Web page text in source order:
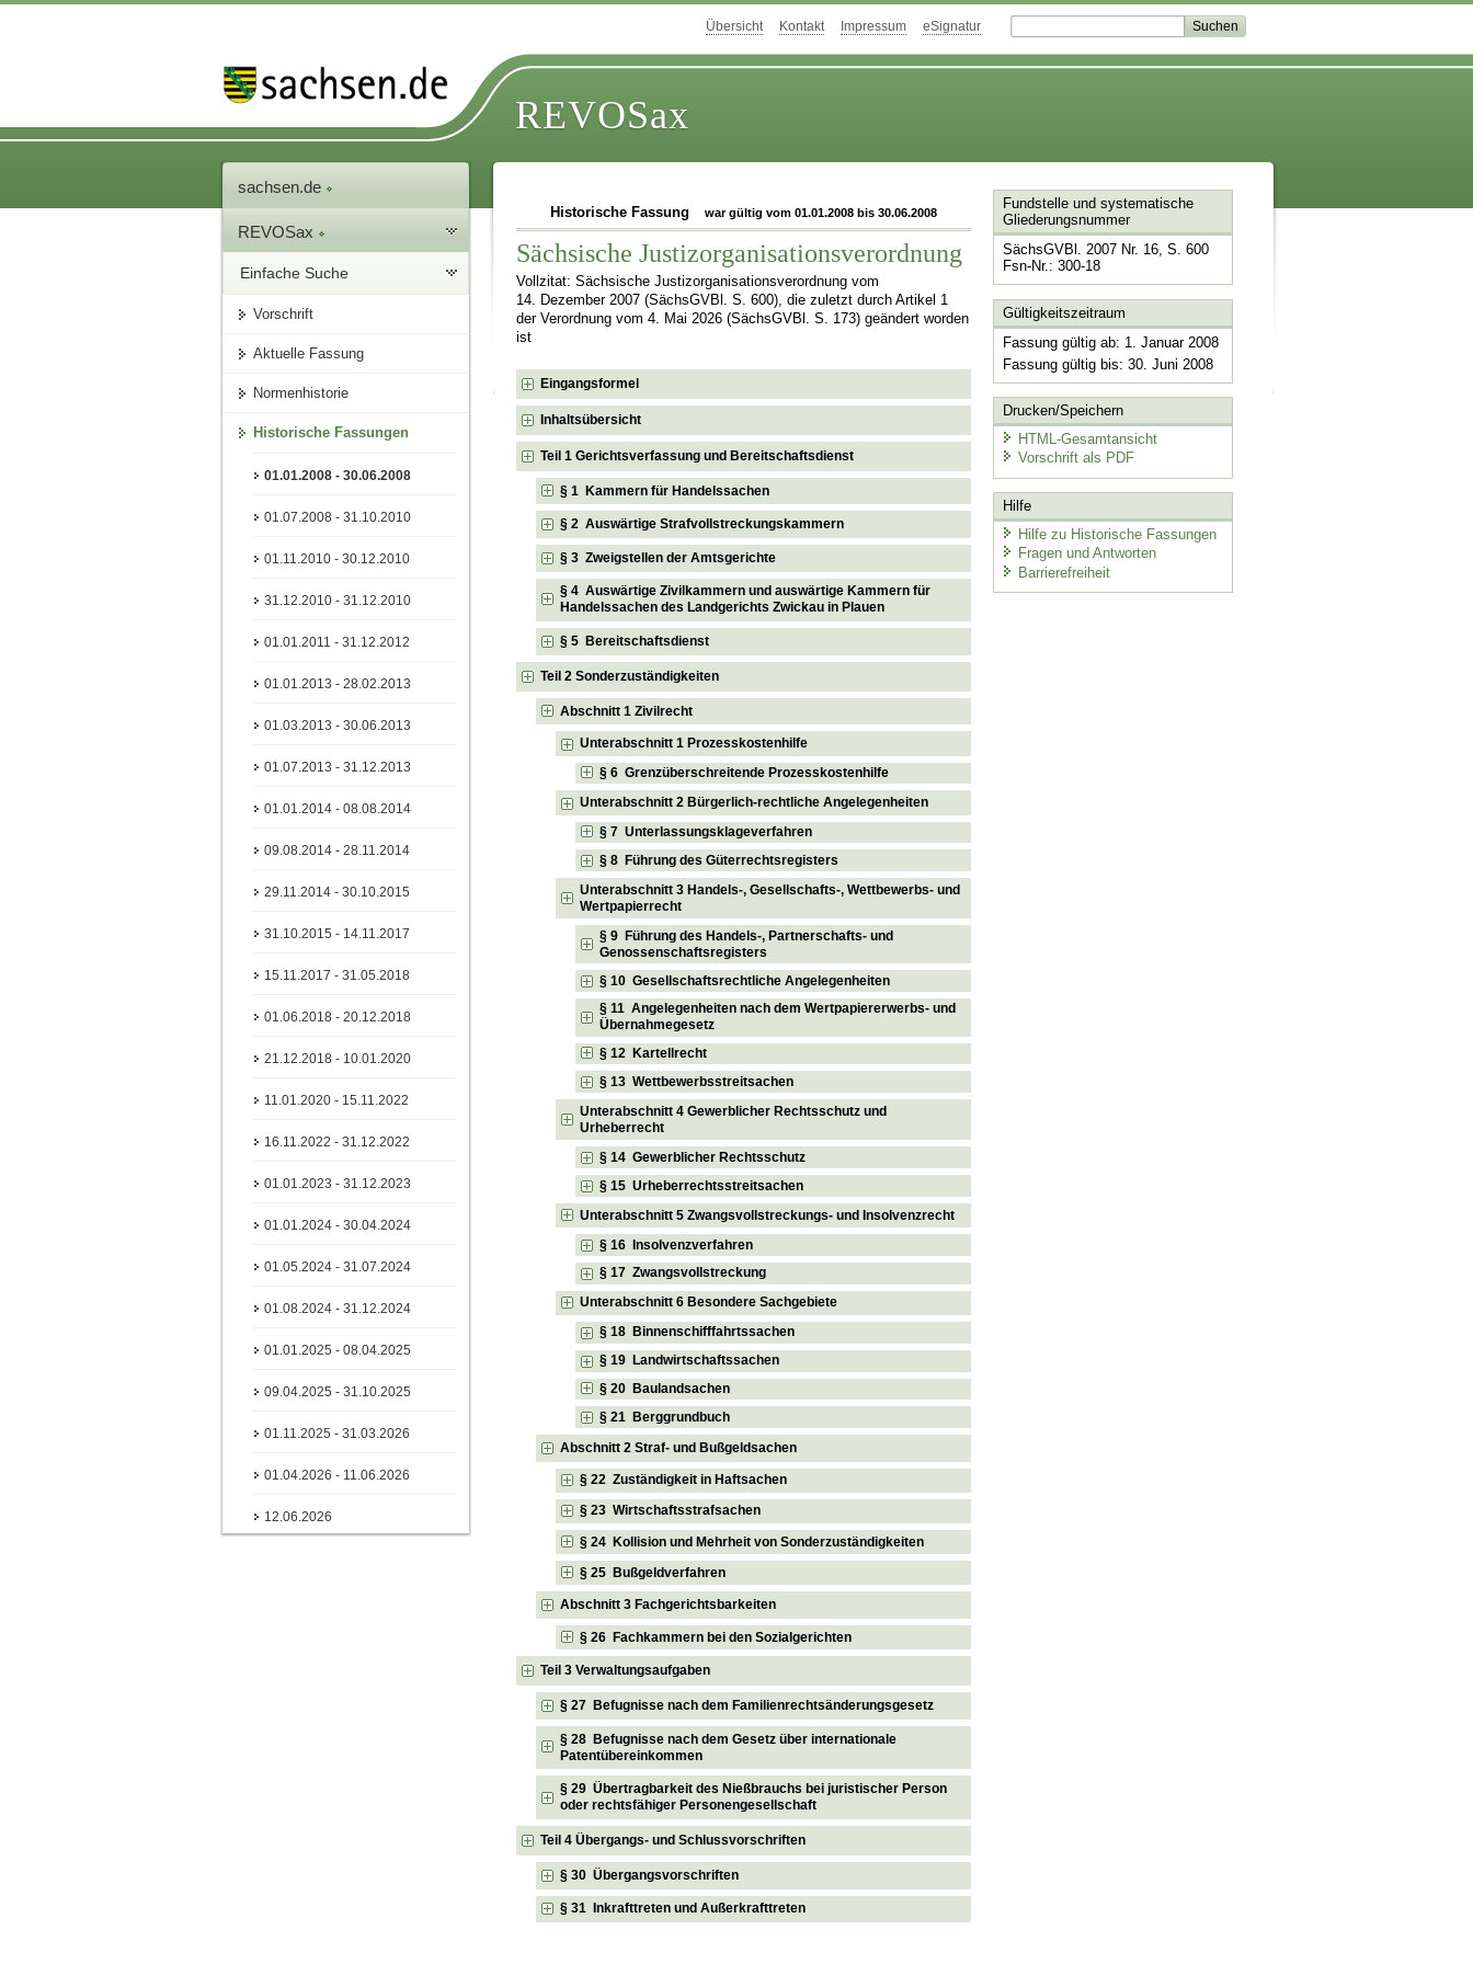
Übersicht Kontakt Impressum eSignatur
REVOSax
sachsen.de
REVOSax
Einfache Suche
Vorschrift
Aktuelle Fassung
Normenhistorie
Historische Fassungen
01.01.2008 - 30.06.2008
01.07.2008 - 31.10.2010
01.11.2010 - 30.12.2010
31.12.2010 - 31.12.2010
01.01.2011 - 31.12.2012
01.01.2013 - 28.02.2013
01.03.2013 - 30.06.2013
01.07.2013 - 31.12.2013
01.01.2014 - 08.08.2014
09.08.2014 - 28.11.2014
29.11.2014 - 30.10.2015
31.10.2015 - 14.11.2017
15.11.2017 - 31.05.2018
01.06.2018 - 20.12.2018
21.12.2018 - 10.01.2020
11.01.2020 - 15.11.2022
16.11.2022 - 31.12.2022
01.01.2023 - 31.12.2023
01.01.2024 - 30.04.2024
01.05.2024 - 31.07.2024
01.08.2024 - 31.12.2024
01.01.2025 - 08.04.2025
09.04.2025 - 31.10.2025
01.11.2025 - 31.03.2026
01.04.2026 - 11.06.2026
12.06.2026
Historische Fassung war gültig vom 01.01.2008 bis 30.06.2008
Sächsische Justizorganisationsverordnung
Vollzitat: Sächsische Justizorganisationsverordnung vom
14. Dezember 2007 (SächsGVBl. S. 600), die zuletzt durch Artikel 1
der Verordnung vom 4. Mai 2026 (SächsGVBl. S. 173) geändert worden
ist
Eingangsformel
Inhaltsübersicht
Teil 1 Gerichtsverfassung und Bereitschaftsdienst
§ 1 Kammern für Handelssachen
§ 2 Auswärtige Strafvollstreckungskammern
§ 3 Zweigstellen der Amtsgerichte
§ 4 Auswärtige Zivilkammern und auswärtige Kammern für
Handelssachen des Landgerichts Zwickau in Plauen
§ 5 Bereitschaftsdienst
Teil 2 Sonderzuständigkeiten
Abschnitt 1 Zivilrecht
Unterabschnitt 1 Prozesskostenhilfe
§ 6 Grenzüberschreitende Prozesskostenhilfe
Unterabschnitt 2 Bürgerlich-rechtliche Angelegenheiten
§ 7 Unterlassungsklageverfahren
§ 8 Führung des Güterrechtsregisters
Unterabschnitt 3 Handels-, Gesellschafts-, Wettbewerbs- und
Wertpapierrecht
§ 9 Führung des Handels-, Partnerschafts- und
Genossenschaftsregisters
§ 10 Gesellschaftsrechtliche Angelegenheiten
§ 11 Angelegenheiten nach dem Wertpapiererwerbs- und
Übernahmegesetz
§ 12 Kartellrecht
§ 13 Wettbewerbsstreitsachen
Unterabschnitt 4 Gewerblicher Rechtsschutz und
Urheberrecht
§ 14 Gewerblicher Rechtsschutz
§ 15 Urheberrechtsstreitsachen
Unterabschnitt 5 Zwangsvollstreckungs- und Insolvenzrecht
§ 16 Insolvenzverfahren
§ 17 Zwangsvollstreckung
Unterabschnitt 6 Besondere Sachgebiete
§ 18 Binnenschifffahrtssachen
§ 19 Landwirtschaftssachen
§ 20 Baulandsachen
§ 21 Berggrundbuch
Abschnitt 2 Straf- und Bußgeldsachen
§ 22 Zuständigkeit in Haftsachen
§ 23 Wirtschaftsstrafsachen
§ 24 Kollision und Mehrheit von Sonderzuständigkeiten
§ 25 Bußgeldverfahren
Abschnitt 3 Fachgerichtsbarkeiten
§ 26 Fachkammern bei den Sozialgerichten
Teil 3 Verwaltungsaufgaben
§ 27 Befugnisse nach dem Familienrechtsänderungsgesetz
§ 28 Befugnisse nach dem Gesetz über internationale
Patentübereinkommen
§ 29 Übertragbarkeit des Nießbrauchs bei juristischer Person
oder rechtsfähiger Personengesellschaft
Teil 4 Übergangs- und Schlussvorschriften
§ 30 Übergangsvorschriften
§ 31 Inkrafttreten und Außerkrafttreten
Fundstelle und systematische
Gliederungsnummer
SächsGVBl. 2007 Nr. 16, S. 600
Fsn-Nr.: 300-18
Gültigkeitszeitraum
Fassung gültig ab: 1. Januar 2008
Fassung gültig bis: 30. Juni 2008
Drucken/Speichern
HTML-Gesamtansicht
Vorschrift als PDF
Hilfe
Hilfe zu Historische Fassungen
Fragen und Antworten
Barrierefreiheit